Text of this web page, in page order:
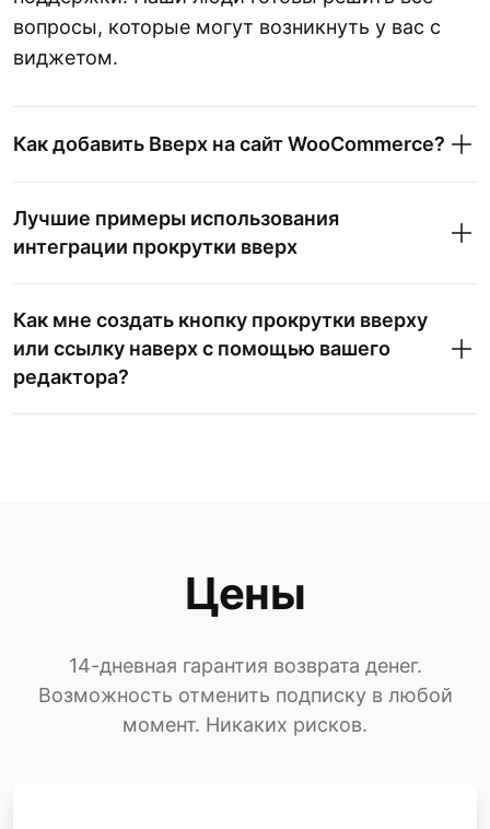
вопросы, которые могут возникнуть у вас с
виджетом.
Как добавить Вверх на сайт WooCommerce?
Лучшие примеры использования
интеграции прокрутки вверх
Как мне создать кнопку прокрутки вверху
или ссылку наверх с помощью вашего
редактора?
Цены
14-дневная гарантия возврата денег.
Возможность отменить подписку в любой
момент. Никаких рисков.